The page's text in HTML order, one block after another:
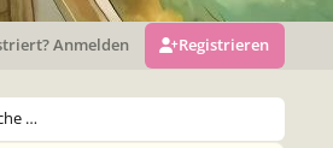
Anmelden Registrieren
…